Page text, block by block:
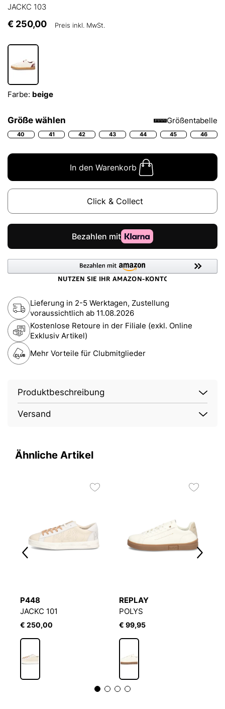
JACKC 103
€ 250,00 Preis inkl. MwSt.
Farbe: beige
Größe wählen Größentabelle
40 41 42 43 44 45 46
In den Warenkorb
Click & Collect
Lieferung in 2-5 Werktagen, Zustellung
voraussichtlich ab 11.08.2026
Kostenlose Retoure in der Filiale (exkl. Online
Exklusiv Artikel)
Mehr Vorteile für Clubmitglieder
Produktbeschreibung
Versand
Ähnliche Artikel
P448
JACKC 101
€ 250,00
REPLAY
POLYS
€ 99,95